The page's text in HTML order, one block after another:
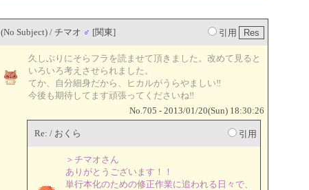
(No Subject) / チマオ ♂ [関東] 引用
久しぶりにそらフラを読ませて頂きました。改めて見ると
いろいろ考えさせられました。
てか、自分細身だから、ヒカルがうらやましい‼
今後も期待してます頑張ってくださいね‼
No.705 - 2013/01/20(Sun) 18:30:26
Re: / おくら 引用
＞チマオさん
ありがとうございます！！
単行本化のための修正作業に追われる日々で、